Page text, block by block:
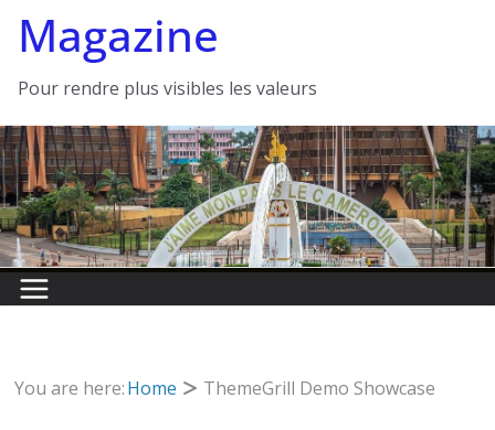
Magazine
Pour rendre plus visibles les valeurs
You are here:Home ThemeGrill Demo Showcase